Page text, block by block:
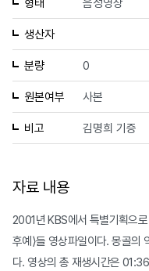
형태 음성영상
생산자
분량 0
원본여부 사본
비고 김명희 기증
자료 내용
2001년 KBS에서 특별기획으
후예⟩들 영상파일이다. 몽골의
다. 영상의 총 재생시간은